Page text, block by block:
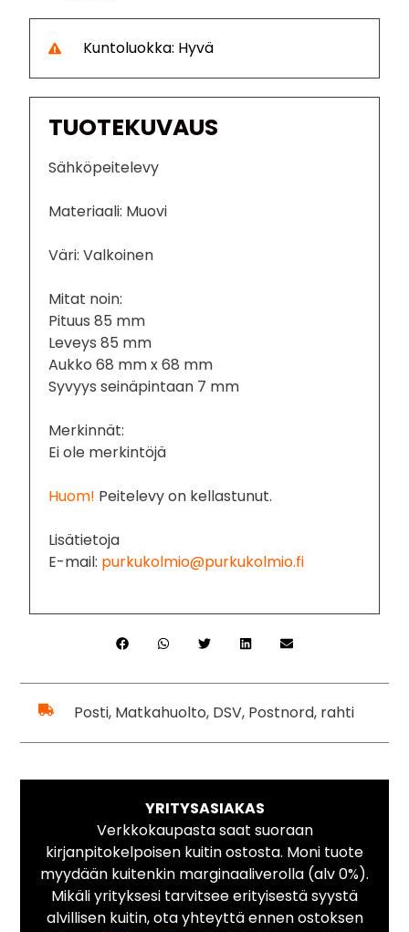
Kuntoluokka: Hyvä
TUOTEKUVAUS
Sähköpeitelevy
Materiaali: Muovi
Väri: Valkoinen
Mitat noin:
Pituus 85 mm
Leveys 85 mm
Aukko 68 mm x 68 mm
Syvyys seinäpintaan 7 mm
Merkinnät:
Ei ole merkintöjä
Huom! Peitelevy on kellastunut.
Lisätietoja
E-mail: purkukolmio@purkukolmio.fi
Posti, Matkahuolto, DSV, Postnord, rahti
YRITYSASIAKAS
Verkkokaupasta saat suoraan
kirjanpitokelpoisen kuitin ostosta. Moni tuote
myydään kuitenkin marginaaliverolla (alv 0%).
Mikäli yrityksesi tarvitsee erityisestä syystä
alvillisen kuitin, ota yhteyttä ennen ostoksen